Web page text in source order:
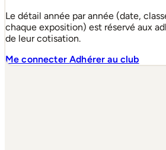
Le détail année par année (date,
chaque exposition) est réservé aux
de leur cotisation.
Me connecterAdhérer au club